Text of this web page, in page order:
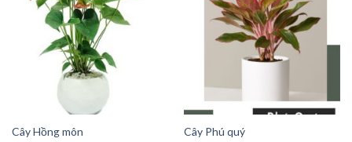
Add to
Cây Hồng môn
Add to
Wishlist
Cây Phú quý